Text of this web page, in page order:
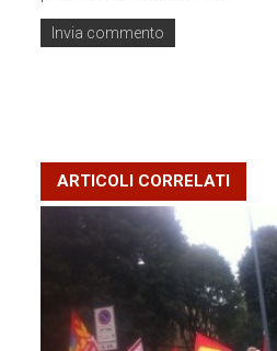
ARTICOLI CORRELATI